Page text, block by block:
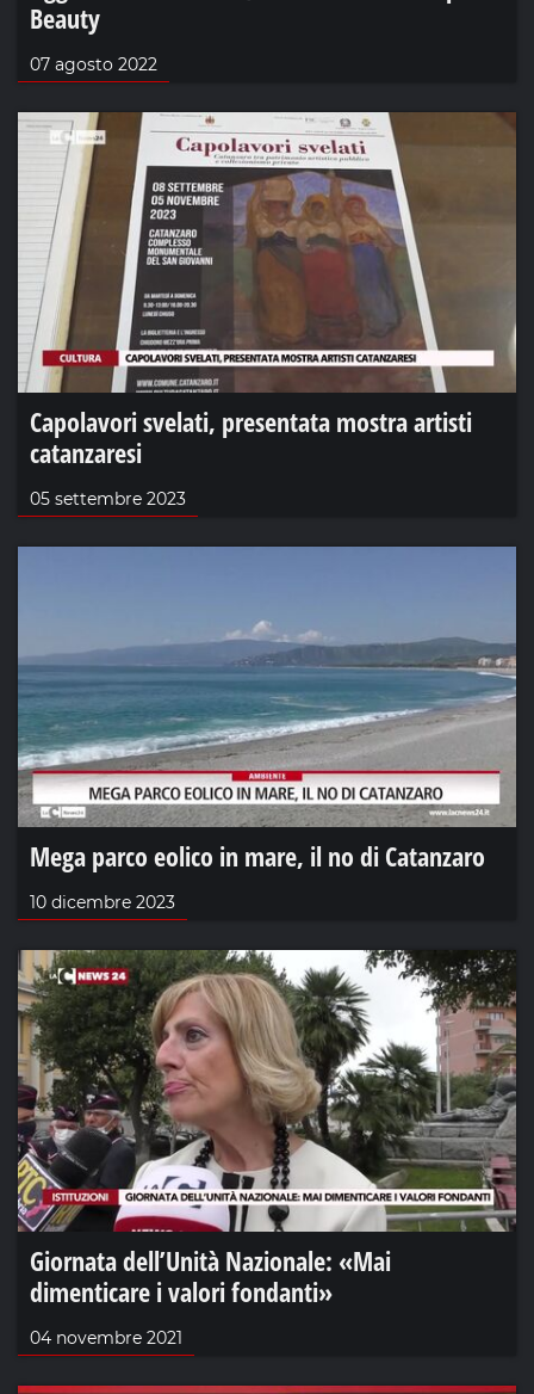
Beauty
07 agosto 2022
Capolavori svelati, presentata mostra artisti
catanzaresi
05 settembre 2023
Mega parco eolico in mare, il no di Catanzaro
10 dicembre 2023
Giornata dell’Unità Nazionale: «Mai
dimenticare i valori fondanti»
04 novembre 2021